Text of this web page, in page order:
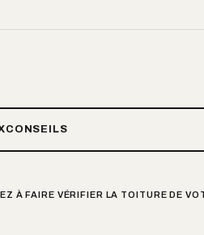
CONSEILS
À FAIRE VÉRIFIER LA TOITURE DE